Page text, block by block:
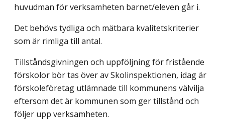
huvudman för verksamheten barnet/eleven går i.
Det behövs tydliga och mätbara kvalitetskriterier
som är rimliga till antal.
Tillståndsgivningen och uppföljning för fristående
förskolor bör tas över av Skol­inspektionen, idag är
förskoleföretag utlämnade till kommunens välvilja
eftersom det är kommunen som ger tillstånd och
följer upp verksamheten.